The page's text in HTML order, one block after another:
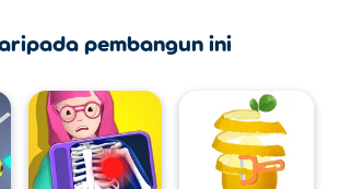
pembangun ini